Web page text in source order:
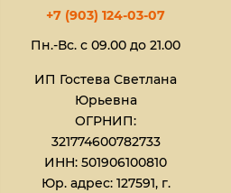
+7 (903) 124-03-07
Пн.-Вс. с 09.00 до 21.00
ИП Гостева Светлана
Юрьевна​
ОГРНИП:
321774600782733
ИНН: 501906100810
Юр. адрес: 127591, г.